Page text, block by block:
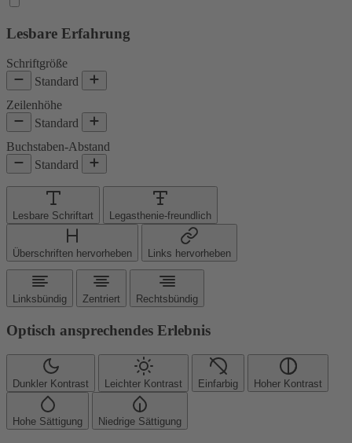
Lesbare Erfahrung
Schriftgröße
Standard
Zeilenhöhe
Standard
Buchstaben-Abstand
Standard
Lesbare Schriftart Legasthenie-freundlich
Überschriften hervorheben Links hervorheben
Linksbündig Zentriert Rechtsbündig
Optisch ansprechendes Erlebnis
Dunkler Kontrast Leichter Kontrast Einfarbig Hoher Kontrast
Hohe Sättigung Niedrige Sättigung